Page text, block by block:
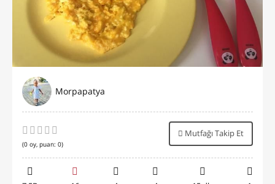
Morpapatya
(0 oy, puan: 0)
Mutfağı Takip Et